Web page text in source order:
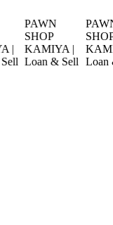
PAWN
SHOP
KAMIYA |
Loan & Sell
PAWN
SHOP
KAMIYA |
Loan &